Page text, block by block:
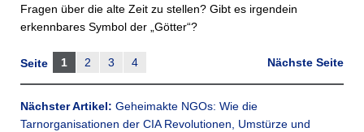
Fragen über die alte Zeit zu stellen? Gibt es irgendein
erkennbares Symbol der „Götter“?
Nächste Seite
Seite 1 2 3 4
Nächster Artikel: Geheimakte NGOs: Wie die
Tarnorganisationen der CIA Revolutionen, Umstürze und